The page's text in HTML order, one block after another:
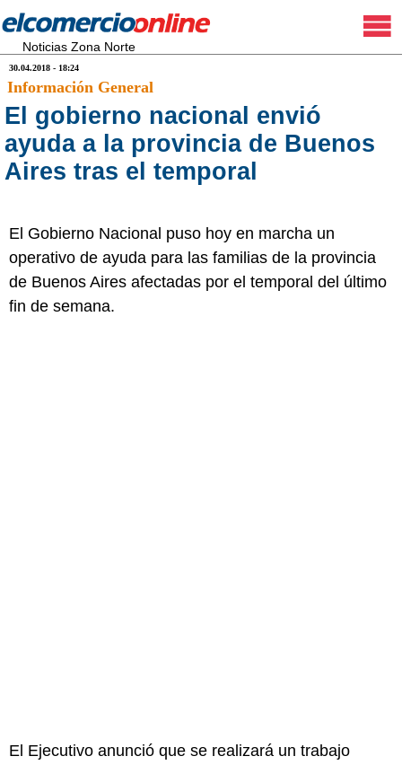
Noticias Zona Norte
30.04.2018 - 18:24
Información General
El gobierno nacional envió
ayuda a la provincia de Buenos
Aires tras el temporal
El Gobierno Nacional puso hoy en marcha un
operativo de ayuda para las familias de la provincia
de Buenos Aires afectadas por el temporal del último
fin de semana.
El Ejecutivo anunció que se realizará un trabajo